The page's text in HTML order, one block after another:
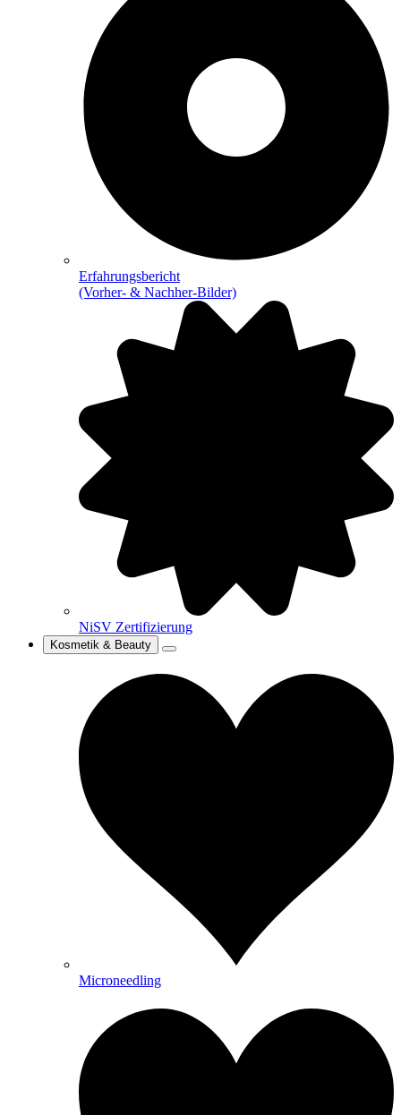
Erfahrungsbericht
(Vorher- & Nachher-Bilder)
NiSV Zertifizierung
Kosmetik & Beauty
Microneedling